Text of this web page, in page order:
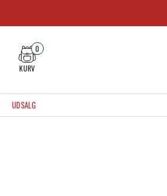
KURV
0
UDSALG